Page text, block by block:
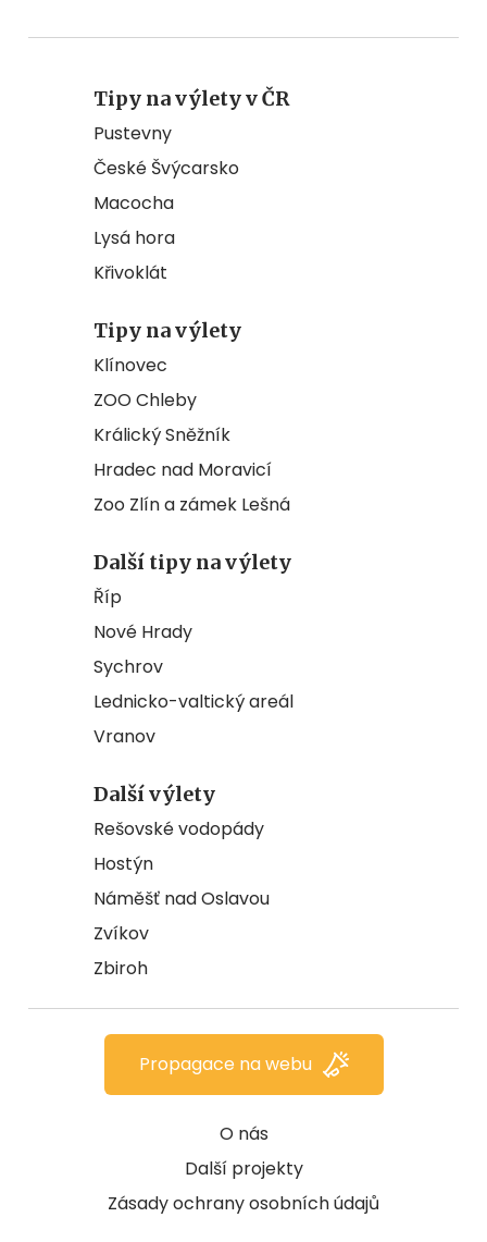
Tipy na výlety v ČR
Pustevny
České Švýcarsko
Macocha
Lysá hora
Křivoklát
Tipy na výlety
Klínovec
ZOO Chleby
Králický Sněžník
Hradec nad Moravicí
Zoo Zlín a zámek Lešná
Další tipy na výlety
Říp
Nové Hrady
Sychrov
Lednicko-valtický areál
Vranov
Další výlety
Rešovské vodopády
Hostýn
Náměšť nad Oslavou
Zvíkov
Zbiroh
O nás
Další projekty
Zásady ochrany osobních údajů
Propagace na webu